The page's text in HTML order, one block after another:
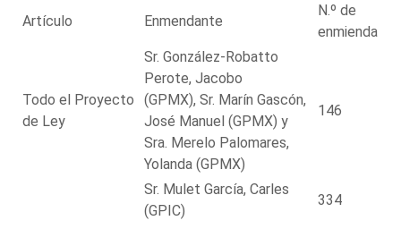
Artículo Enmendante
N.º de
enmienda
Todo el Proyecto
de Ley
Sr. González-Robatto
Perote, Jacobo
(GPMX), Sr. Marín Gascón,
José Manuel (GPMX) y
Sra. Merelo Palomares,
Yolanda (GPMX)
146
Sr. Mulet García, Carles
(GPIC)
334